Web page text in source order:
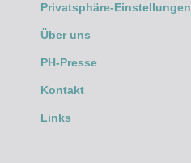
Privatsphäre-Einstellungen
Über uns
PH-Presse
Kontakt
Links